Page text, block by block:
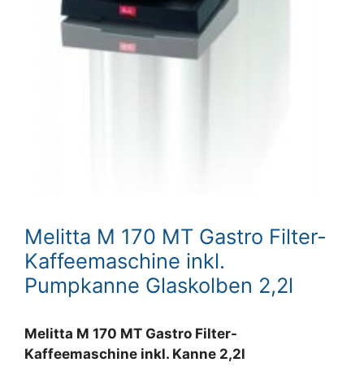
Melitta M 170 MT Gastro Filter-
Kaffeemaschine inkl.
Pumpkanne Glaskolben 2,2l
Melitta M 170 MT Gastro Filter-
Kaffeemaschine inkl. Kanne 2,2l